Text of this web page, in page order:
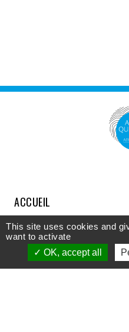
ACCUEIL
COMPRENDRE
DÉCOUVRIR
This site uses cookies and
want to activate
OK, accept all